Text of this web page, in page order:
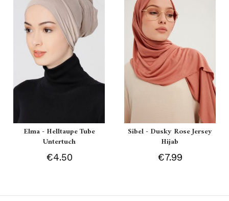
Elma - Helltaupe Tube
Untertuch
€4.50
Sibel - Dusky Rose Jersey
Hijab
€7.99